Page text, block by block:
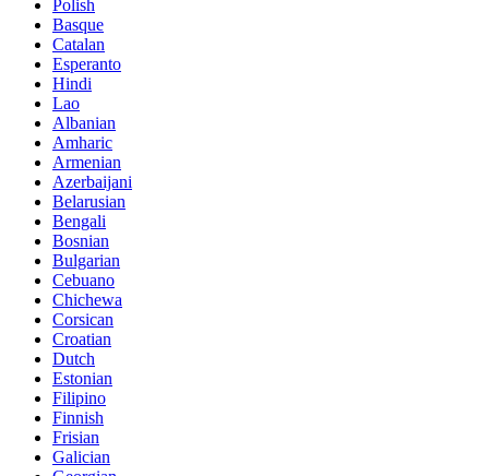
Polish
Basque
Catalan
Esperanto
Hindi
Lao
Albanian
Amharic
Armenian
Azerbaijani
Belarusian
Bengali
Bosnian
Bulgarian
Cebuano
Chichewa
Corsican
Croatian
Dutch
Estonian
Filipino
Finnish
Frisian
Galician